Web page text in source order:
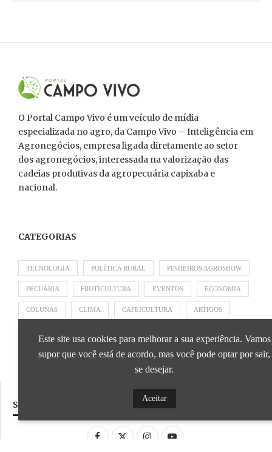
O Portal Campo Vivo é um veículo de mídia
especializada no agro, da Campo Vivo – Inteligência em
Agronegócios, empresa ligada diretamente ao setor
dos agronegócios, interessada na valorização das
cadeias produtivas da agropecuária capixaba e
nacional.
CATEGORIAS
TECNOLOGIA POLÍTICA RURAL PINHEIROS AGROSHOW
PECUÁRIA FRUTICULTURA EVENTOS ECONOMIA
COLUNAS CLIMA CAFEICULTURA ARTIGOS
APRESENTADO POR BRAPEX
SIGA NOSSAS REDES SOCIAIS
Este site usa cookies para melhorar a sua experiência. Vamos
supor que você está de acordo, mas você pode optar por sair,
se desejar.
Aceitar